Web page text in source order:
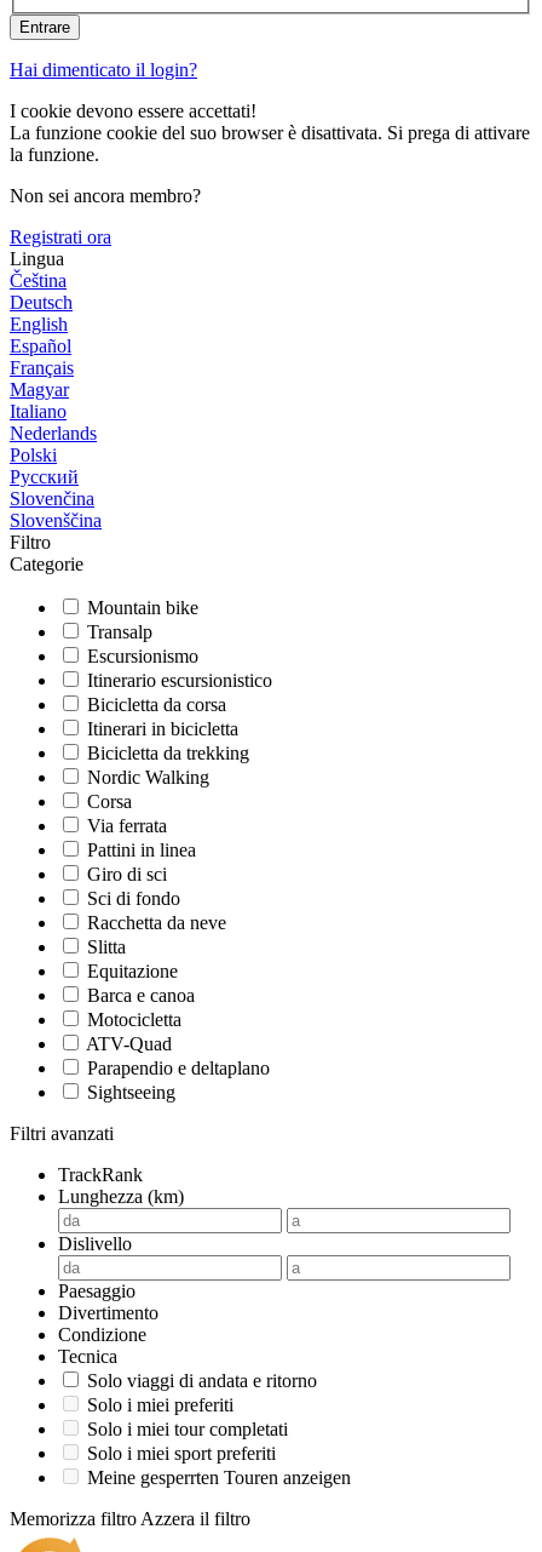
Hai dimenticato il login?
I cookie devono essere accettati!
La funzione cookie del suo browser è disattivata. Si prega di attivare
la funzione.
Non sei ancora membro?
Registrati ora
Lingua
Čeština
Deutsch
English
Español
Français
Magyar
Italiano
Nederlands
Polski
Русский
Slovenčina
Slovenščina
Filtro
Categorie
Mountain bike
Transalp
Escursionismo
Itinerario escursionistico
Bicicletta da corsa
Itinerari in bicicletta
Bicicletta da trekking
Nordic Walking
Corsa
Via ferrata
Pattini in linea
Giro di sci
Sci di fondo
Racchetta da neve
Slitta
Equitazione
Barca e canoa
Motocicletta
ATV-Quad
Parapendio e deltaplano
Sightseeing
Filtri avanzati
TrackRank
Lunghezza (km)
Dislivello
Paesaggio
Divertimento
Condizione
Tecnica
Solo viaggi di andata e ritorno
Solo i miei preferiti
Solo i miei tour completati
Solo i miei sport preferiti
Meine gesperrten Touren anzeigen
Memorizza filtro Azzera il filtro